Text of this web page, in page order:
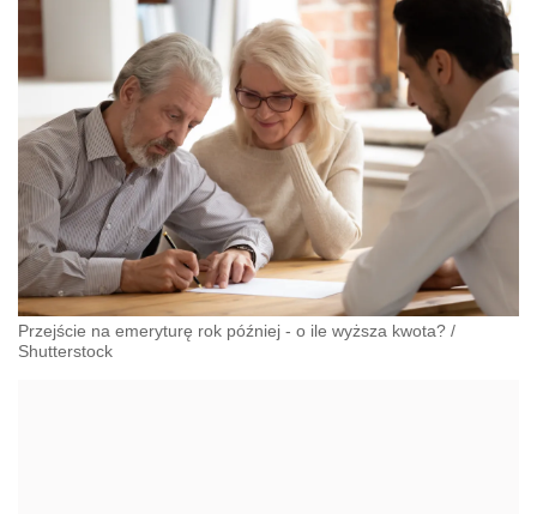
Przejście na emeryturę rok później - o ile wyższa kwota? /
Shutterstock